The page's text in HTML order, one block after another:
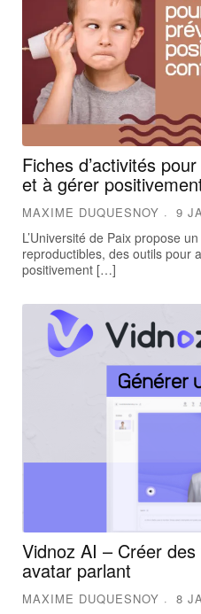
Fiches d’activités
et à gérer
MAXIME DUQUESNOY 9
L’Université de Paix propose
reproductibles, des outils pour
positivement […]
Vidnoz AI – Créer
avatar parlant
MAXIME DUQUESNOY 8